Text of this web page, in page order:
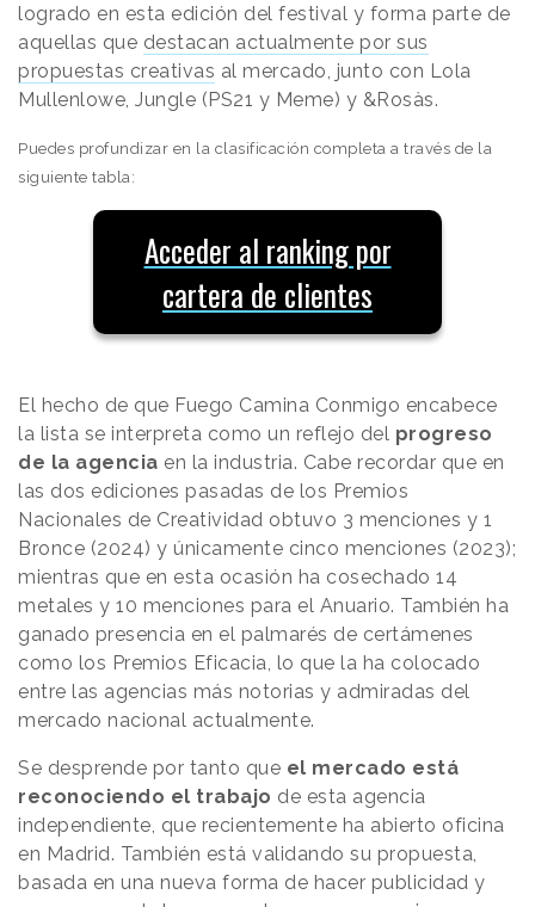
logrado en esta edición del festival y forma parte de
aquellas que destacan actualmente por sus
propuestas creativas al mercado, junto con Lola
Mullenlowe, Jungle (PS21 y Meme) y &Rosàs.
Puedes profundizar en la clasificación completa a través de la
siguiente tabla:
Acceder al ranking por
cartera de clientes
El hecho de que Fuego Camina Conmigo encabece
la lista se interpreta como un reflejo del progreso
de la agencia en la industria. Cabe recordar que en
las dos ediciones pasadas de los Premios
Nacionales de Creatividad obtuvo 3 menciones y 1
Bronce (2024) y únicamente cinco menciones (2023);
mientras que en esta ocasión ha cosechado 14
metales y 10 menciones para el Anuario. También ha
ganado presencia en el palmarés de certámenes
como los Premios Eficacia, lo que la ha colocado
entre las agencias más notorias y admiradas del
mercado nacional actualmente.
Se desprende por tanto que el mercado está
reconociendo el trabajo de esta agencia
independiente, que recientemente ha abierto oficina
en Madrid. También está validando su propuesta,
basada en una nueva forma de hacer publicidad y